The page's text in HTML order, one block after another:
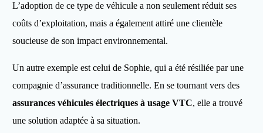
L’adoption de ce type de véhicule a non seulement réduit ses
coûts d’exploitation, mais a également attiré une clientèle
soucieuse de son impact environnemental.
Un autre exemple est celui de Sophie, qui a été résiliée par une
compagnie d’assurance traditionnelle. En se tournant vers des
assurances véhicules électriques à usage VTC, elle a trouvé
une solution adaptée à sa situation.